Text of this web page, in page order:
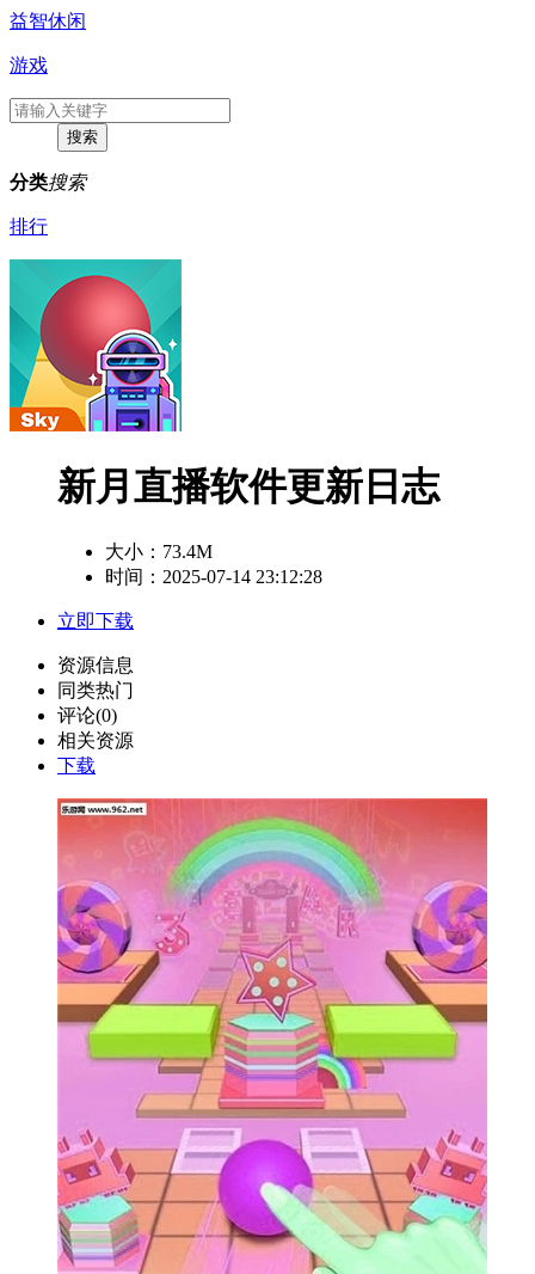
益智休闲
游戏
分类搜索
排行
新月直播软件更新日志
大小： 73.4M
时间：2025-07-14 23:12:28
立即下载
资源信息
同类热门
评论(0)
相关资源
下载